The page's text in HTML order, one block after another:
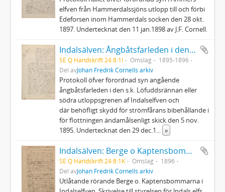
elfven från Hammerdalssjöns utlopp till och förbi
Edeforsen inom Hammerdals socken den 28 okt.
1897. Undertecknat den 11 jan.1898 av J.F. Cornell.
Indalsälven: Ångbåtsfarleden i den s.k. Löfuddsrännan
SE Q Handskrift 24:8:1I Omslag
1895-1896
Del avJohan Fredrik Cornells arkiv
Protokoll öfver förordnad syn angående
ångbåtsfarleden i den s.k. Löfuddsrännan eller
södra utloppsgrenen af Indalselfven och
där behöfligt skydd för strömfårans bibehållande i
för flottningen ändamålsenligt skick den 5 nov.
1895. Undertecknat den 29 dec.1
»
Indalsälven: Berge o Kaptensbommarna
SE Q Handskrift 24:8:1K Omslag
1896
Del avJohan Fredrik Cornells arkiv
Utlåtande rörande Berge o. Kaptensbommarna i